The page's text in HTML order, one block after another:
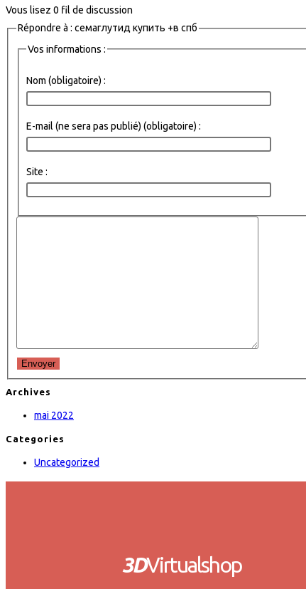
Vous lisez 0 fil de discussion
Répondre à : семаглутид купить +в спб
Vos informations :
Nom (obligatoire) :
E-mail (ne sera pas publié) (obligatoire) :
Site :
Envoyer
Archives
mai 2022
Categories
Uncategorized
3DVirtualshop